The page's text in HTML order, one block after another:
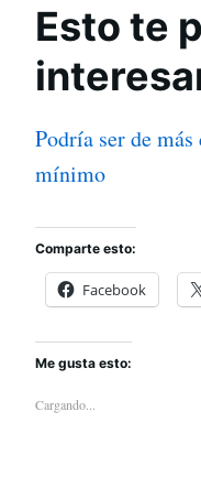
Esto te
Podría ser de
mínimo
Comparte esto:
Facebook
Me gusta esto:
Cargando...